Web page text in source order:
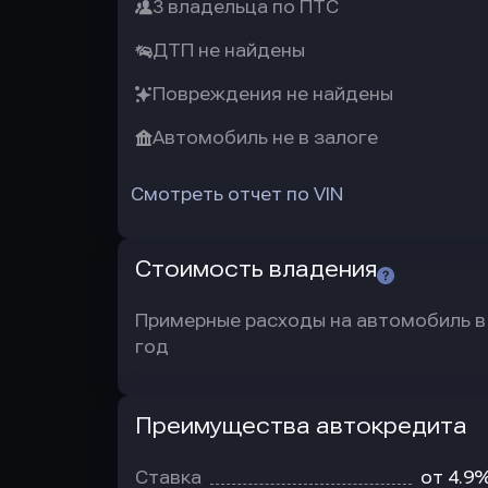
3 владельца по ПТС
ДТП не найдены
Повреждения не найдены
Автомобиль не в залоге
Смотреть отчет по VIN
Стоимость владения
Примерные расходы на автомобиль в
год
Преимущества автокредита
Ставка от